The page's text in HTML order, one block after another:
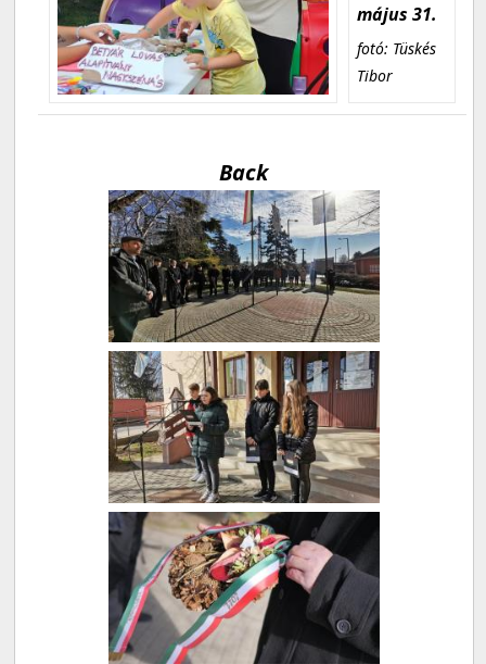
május 31.
fotó: Tüskés
Tibor
Back